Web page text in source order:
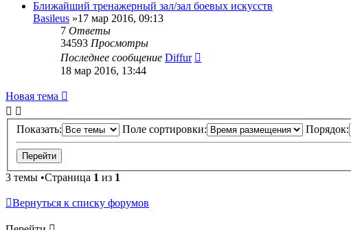
Ближайший тренажерный зал/зал боевых искусств
Basileus »17 мар 2016, 09:13
7 Ответы
34593 Просмотры
Последнее сообщение Diffur
18 мар 2016, 13:44
Новая тема
Показать: Поле сортировки: Порядок:
3 темы •Страница 1 из 1
Вернуться к списку форумов